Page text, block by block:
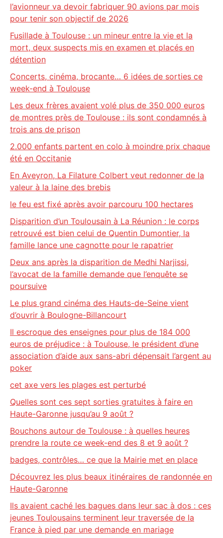
l’avionneur va devoir fabriquer 90 avions par mois
pour tenir son objectif de 2026
Fusillade à Toulouse : un mineur entre la vie et la
mort, deux suspects mis en examen et placés en
détention
Concerts, cinéma, brocante… 6 idées de sorties ce
week-end à Toulouse
Les deux frères avaient volé plus de 350 000 euros
de montres près de Toulouse : ils sont condamnés à
trois ans de prison
2.000 enfants partent en colo à moindre prix chaque
été en Occitanie
En Aveyron, La Filature Colbert veut redonner de la
valeur à la laine des brebis
le feu est fixé après avoir parcouru 100 hectares
Disparition d’un Toulousain à La Réunion : le corps
retrouvé est bien celui de Quentin Dumontier, la
famille lance une cagnotte pour le rapatrier
Deux ans après la disparition de Medhi Narjissi,
l’avocat de la famille demande que l’enquête se
poursuive
Le plus grand cinéma des Hauts-de-Seine vient
d’ouvrir à Boulogne-Billancourt
Il escroque des enseignes pour plus de 184 000
euros de préjudice : à Toulouse, le président d’une
association d’aide aux sans-abri dépensait l’argent au
poker
cet axe vers les plages est perturbé
Quelles sont ces sept sorties gratuites à faire en
Haute-Garonne jusqu’au 9 août ?
Bouchons autour de Toulouse : à quelles heures
prendre la route ce week-end des 8 et 9 août ?
badges, contrôles… ce que la Mairie met en place
Découvrez les plus beaux itinéraires de randonnée en
Haute-Garonne
Ils avaient caché les bagues dans leur sac à dos : ces
jeunes Toulousains terminent leur traversée de la
France à pied par une demande en mariage